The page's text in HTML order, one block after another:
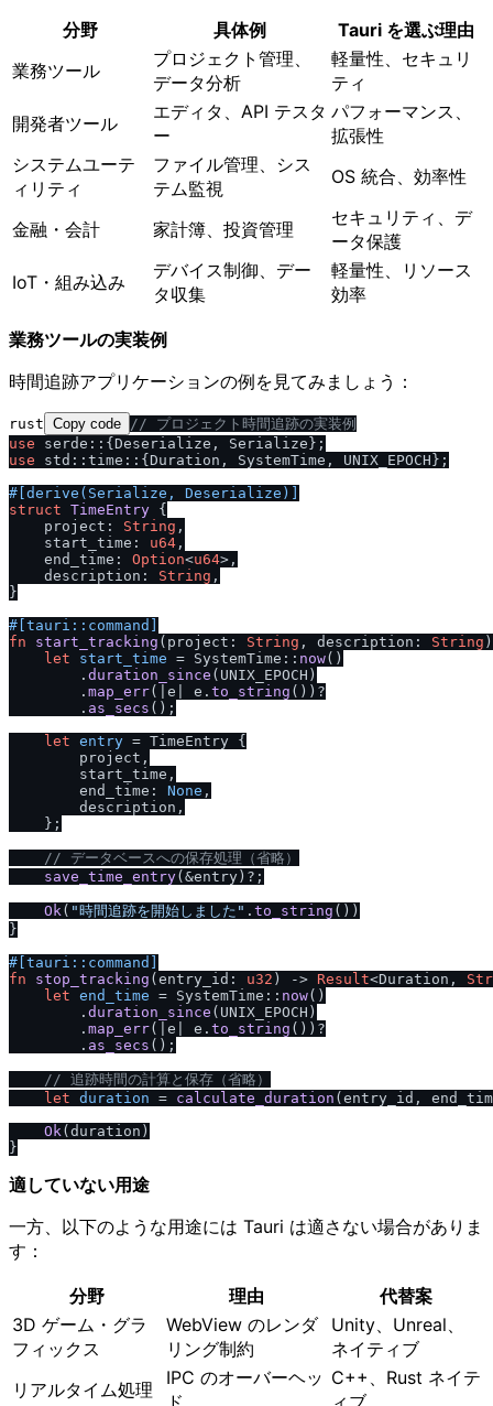
分野 具体例
Tauri を選ぶ理由
業務ツール
プロジェクト管理、
データ分析
軽量性、セキュリ
ティ
開発者ツール
エディタ、API テスタ
ー
パフォーマンス、
拡張性
システムユーテ
ィリティ
ファイル管理、シス
テム監視
OS 統合、効率性
金融・会計 家計簿、投資管理
セキュリティ、デ
ータ保護
IoT・組み込み
デバイス制御、デー
タ収集
軽量性、リソース
効率
業務ツールの実装例
時間追跡アプリケーションの例を見てみましょう：
rust Copy code // プロジェクト時間追跡の実装例
use
use std::time::{Duration, SystemTime, UNIX_EPOCH};
#[derive(Serialize, Deserialize)]
struct TimeEntry {
    project:
String ,
    start_time:
u64 ,
    end_time:
Option<u64>,
    description:
String ,
}
#[tauri::command]
fn
start_tracking (project: String , description: String
let
start_time = SystemTime:: now()
        .
duration_since (UNIX_EPOCH)
        .
map_err(|e| e. to_string ())?
        .
as_secs ();
let entry = TimeEntry {
        project,
        start_time,
        end_time:
None ,
        description,
    };
// データベースへの保存処理（省略）
save_time_entry(&entry)?;
Ok( "時間追跡を開始しました" . to_string ())
}
#[tauri::command]
fn
stop_tracking (entry_id: u32 ) -> Result<Duration,
let end_time = SystemTime:: now()
        .
duration_since (UNIX_EPOCH)
        .
map_err(|e| e. to_string ())?
        .
as_secs ();
// 追跡時間の計算と保存（省略）
let duration = calculate_duration (entry_id,
Ok(duration)
適していない用途
一方、以下のような用途には Tauri は適さない場合がありま
す：
分野 理由
代替案
3D ゲーム・グラ
フィックス
WebView のレンダ
リング制約
Unity、Unreal、
ネイティブ
リアルタイム処理
IPC のオーバーヘッ C++、Rust ネイテ